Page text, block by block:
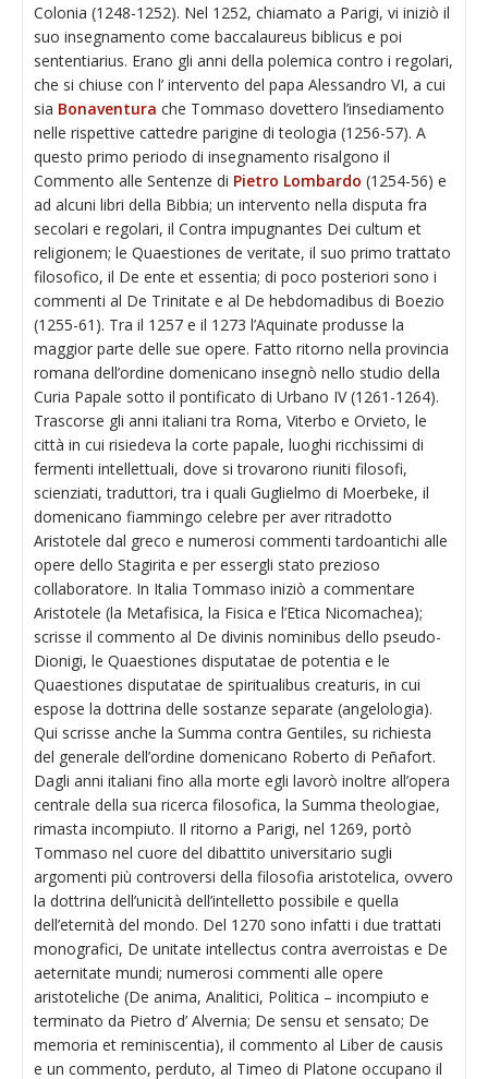
Colonia (1248-1252). Nel 1252, chiamato a Parigi, vi iniziò il
suo insegnamento come baccalaureus biblicus e poi
sententiarius. Erano gli anni della polemica contro i regolari,
che si chiuse con l’ intervento del papa Alessandro VI, a cui
sia Bonaventura che Tommaso dovettero l’insediamento
nelle rispettive cattedre parigine di teologia (1256-57). A
questo primo periodo di insegnamento risalgono il
Commento alle Sentenze di Pietro Lombardo (1254-56) e
ad alcuni libri della Bibbia; un intervento nella disputa fra
secolari e regolari, il Contra impugnantes Dei cultum et
religionem; le Quaestiones de veritate, il suo primo trattato
filosofico, il De ente et essentia; di poco posteriori sono i
commenti al De Trinitate e al De hebdomadibus di Boezio
(1255-61). Tra il 1257 e il 1273 l’Aquinate produsse la
maggior parte delle sue opere. Fatto ritorno nella provincia
romana dell’ordine domenicano insegnò nello studio della
Curia Papale sotto il pontificato di Urbano IV (1261-1264).
Trascorse gli anni italiani tra Roma, Viterbo e Orvieto, le
città in cui risiedeva la corte papale, luoghi ricchissimi di
fermenti intellettuali, dove si trovarono riuniti filosofi,
scienziati, traduttori, tra i quali Guglielmo di Moerbeke, il
domenicano fiammingo celebre per aver ritradotto
Aristotele dal greco e numerosi commenti tardoantichi alle
opere dello Stagirita e per essergli stato prezioso
collaboratore. In Italia Tommaso iniziò a commentare
Aristotele (la Metafisica, la Fisica e l’Etica Nicomachea);
scrisse il commento al De divinis nominibus dello pseudo-
Dionigi, le Quaestiones disputatae de potentia e le
Quaestiones disputatae de spiritualibus creaturis, in cui
espose la dottrina delle sostanze separate (angelologia).
Qui scrisse anche la Summa contra Gentiles, su richiesta
del generale dell’ordine domenicano Roberto di Peñafort.
Dagli anni italiani fino alla morte egli lavorò inoltre all’opera
centrale della sua ricerca filosofica, la Summa theologiae,
rimasta incompiuto. Il ritorno a Parigi, nel 1269, portò
Tommaso nel cuore del dibattito universitario sugli
argomenti più controversi della filosofia aristotelica, ovvero
la dottrina dell’unicità dell’intelletto possibile e quella
dell’eternità del mondo. Del 1270 sono infatti i due trattati
monografici, De unitate intellectus contra averroistas e De
aeternitate mundi; numerosi commenti alle opere
aristoteliche (De anima, Analitici, Politica – incompiuto e
terminato da Pietro d’ Alvernia; De sensu et sensato; De
memoria et reminiscentia), il commento al Liber de causis
e un commento, perduto, al Timeo di Platone occupano il